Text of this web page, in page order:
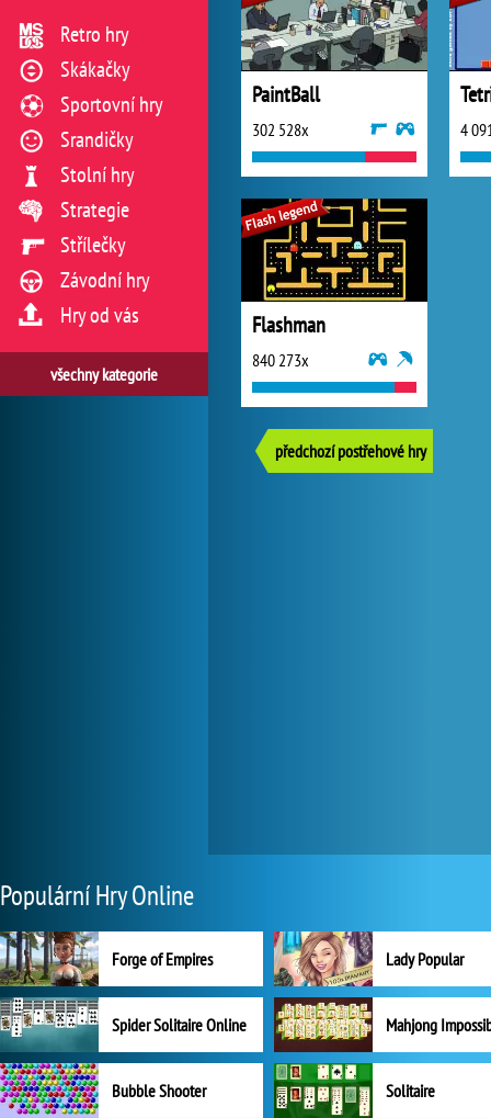
PaintBall
302 528x 4
Flashman
840 273x
předchozí postřehové hry
Retro hry
Skákačky
Sportovní hry
Srandičky
Stolní hry
Strategie
Střílečky
Závodní hry
Hry od vás
všechny kategorie
Populární Hry Online
Forge of Empires Lady Popular
Spider Solitaire Online Mahjong
Bubble Shooter Solitaire